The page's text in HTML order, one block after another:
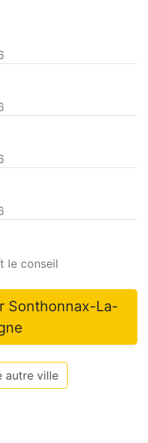
le conseil
Sonthonnax-La-
autre ville